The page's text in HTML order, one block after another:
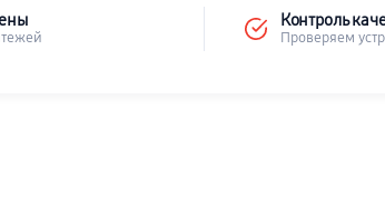
Контроль
Проверяем